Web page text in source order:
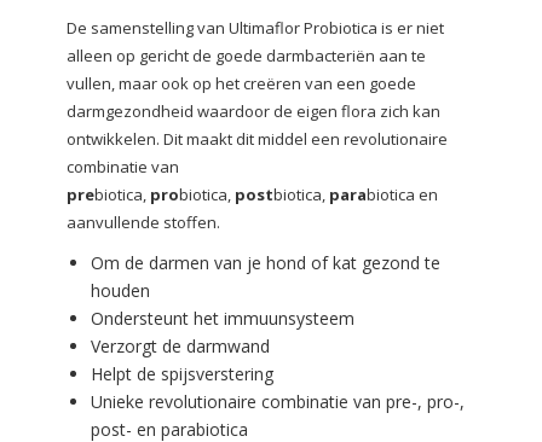
De samenstelling van Ultimaflor Probiotica is er niet
alleen op gericht de goede darmbacteriën aan te
vullen, maar ook op het creëren van een goede
darmgezondheid waardoor de eigen flora zich kan
ontwikkelen. Dit maakt dit middel een revolutionaire
combinatie van
prebiotica, probiotica, postbiotica, parabiotica en
aanvullende stoffen.
Om de darmen van je hond of kat gezond te
houden
Ondersteunt het immuunsysteem
Verzorgt de darmwand
Helpt de spijsverstering
Unieke revolutionaire combinatie van pre-, pro-,
post- en parabiotica